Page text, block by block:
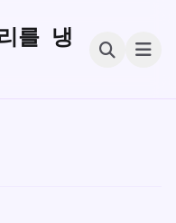
를 냉